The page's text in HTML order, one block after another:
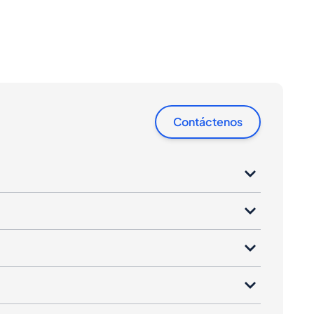
Contáctenos